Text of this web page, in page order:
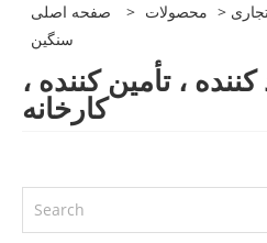
صفحه اصلی > محصولات >
سنگین
کننده ، تأمین کننده ،
کارخانه